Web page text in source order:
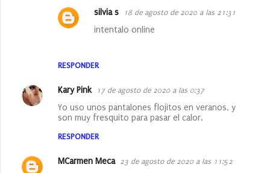
RESPONDER
silvia s 18 de agosto de 2020 a las 21:31
intentalo online
Kary Pink 17 de agosto de 2020 a las 0:37
Yo uso unos pantalones flojitos en veranos, y
son muy fresquito para pasar el calor.
RESPONDER
MCarmen Meca 23 de agosto de 2020 a las 11:52